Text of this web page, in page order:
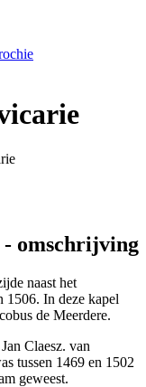
- omschrijving
naast het
1506. In deze kapel
de Meerdere.
Claesz. van
tussen 1469 en 1502
geweest.